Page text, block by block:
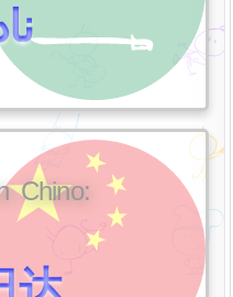
Chino: